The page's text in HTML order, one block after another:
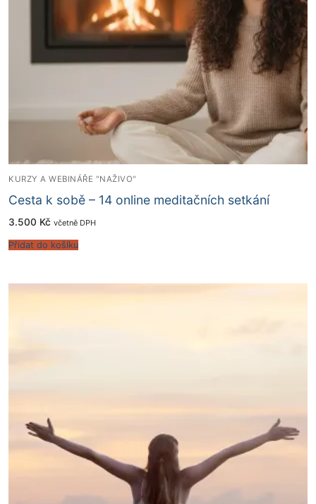
KURZY A WEBINÁŘE "NAŽIVO"
Cesta k sobě – 14 online meditačních setkání
3.500 Kč včetně DPH
Přidat do košíku